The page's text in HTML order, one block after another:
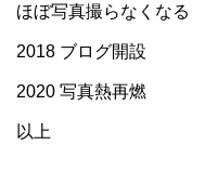
ほぼ写真撮らなくなる
2018 ブログ開設
2020 写真熱再燃
以上